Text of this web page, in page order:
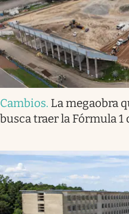
Cambios. La megaobra
busca traer la Fórmula